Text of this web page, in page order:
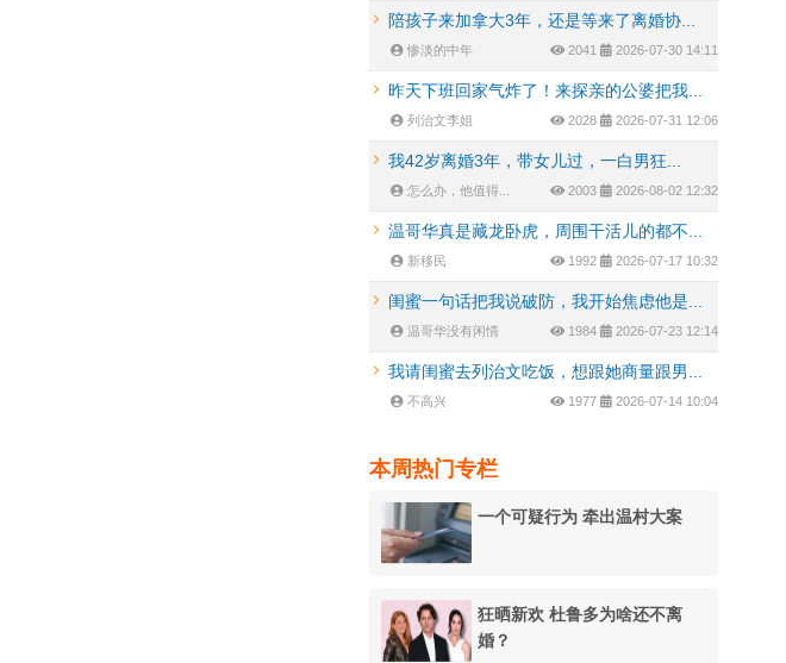
陪孩子来加拿大3年，还是等来了离婚协...
惨淡的中年 2041 2026-07-30 14:11
昨天下班回家气炸了！来探亲的公婆把我...
列治文李姐 2028 2026-07-31 12:06
我42岁离婚3年，带女儿过，一白男狂...
怎么办，他值得... 2003 2026-08-02 12:32
温哥华真是藏龙卧虎，周围干活儿的都不...
新移民 1992 2026-07-17 10:32
闺蜜一句话把我说破防，我开始焦虑他是...
温哥华没有闲情 1984 2026-07-23 12:14
我请闺蜜去列治文吃饭，想跟她商量跟男...
不高兴 1977 2026-07-14 10:04
本周热门专栏
一个可疑行为 牵出温村大案
狂晒新欢 杜鲁多为啥还不离
婚？